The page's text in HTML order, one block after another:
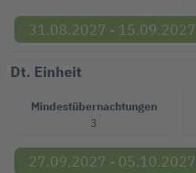
31.08.2027 - 15.09.2027
Dt. Einheit
Mindestübernachtungen
3
27.09.2027 - 05.10.2027